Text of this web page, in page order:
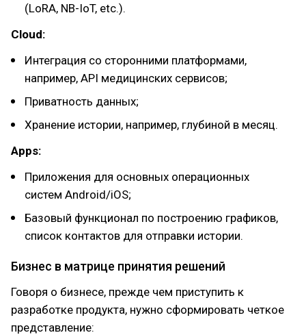
(LoRA, NB-IoT, etc.).
Cloud:
Интеграция со сторонними платформами,
например, API медицинских сервисов;
Приватность данных;
Хранение истории, например, глубиной в месяц.
Apps:
Приложения для основных операционных
систем Android/iOS;
Базовый функционал по построению графиков,
список контактов для отправки истории.
Бизнес в матрице принятия решений
Говоря о бизнесе, прежде чем приступить к
разработке продукта, нужно сформировать четкое
представление: